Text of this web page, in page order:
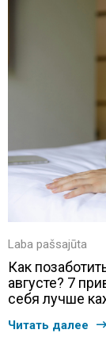
Laba pašsajūta
Как
августе? 7
себя лучше
Читать далее